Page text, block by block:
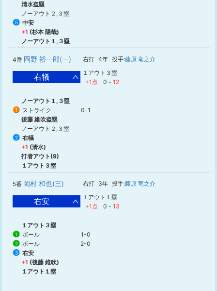
清水盗塁
ノーアウト２,３塁
5
中安
+1 (杉本 陽哉)
ノーアウト１,３塁
4番 岡野 裕一郎(一) 右打 4年 投手:藤原 竜之介
右犠
１アウト３塁
+1点
0 - 12
ノーアウト１,３塁
1 ストライク
0-1
後藤 維吹盗塁
ノーアウト２,３塁
2
右犠
+1 (清水)
打者アウト(9)
１アウト３塁
5番 岡村 和也(三) 右打 3年 投手:藤原 竜之介
右安
１アウト１塁
+1点
0 - 13
１アウト３塁
1 ボール 1-0
2 ボール 2-0
3
右安
+1 (後藤 維吹)
１アウト１塁